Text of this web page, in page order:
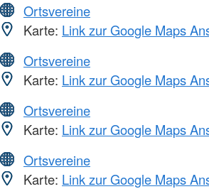
Ortsvereine
Karte: Link zur Google Maps
Ortsvereine
Karte: Link zur Google Maps
Ortsvereine
Karte: Link zur Google Maps
Ortsvereine
Karte: Link zur Google Maps